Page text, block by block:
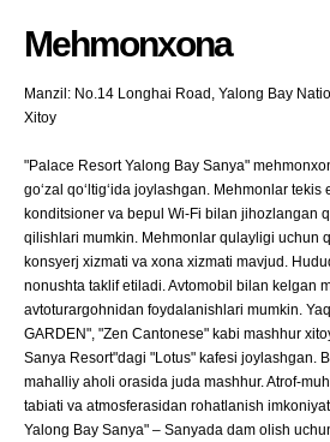
Mehmonxona
Manzil: No.14 Longhai Road, Yalong Bay
Xitoy
"Palace Resort Yalong Bay Sanya"
go‘zal qo‘ltig‘ida joylashgan. Mehmonlar tekis
konditsioner va bepul Wi-Fi bilan jihozlangan
qilishlari mumkin. Mehmonlar qulayligi uchun
konsyerj xizmati va xona xizmati mavjud.
nonushta taklif etiladi. Avtomobil bilan kelgan
avtoturargohnidan foydalanishlari mumkin.
GARDEN", "Zen Cantonese" kabi mashhur
Sanya Resort"dagi "Lotus" kafesi joylashgan.
mahalliy aholi orasida juda mashhur. Atrof-
tabiati va atmosferasidan rohatlanish
Yalong Bay Sanya" – Sanyada dam olish